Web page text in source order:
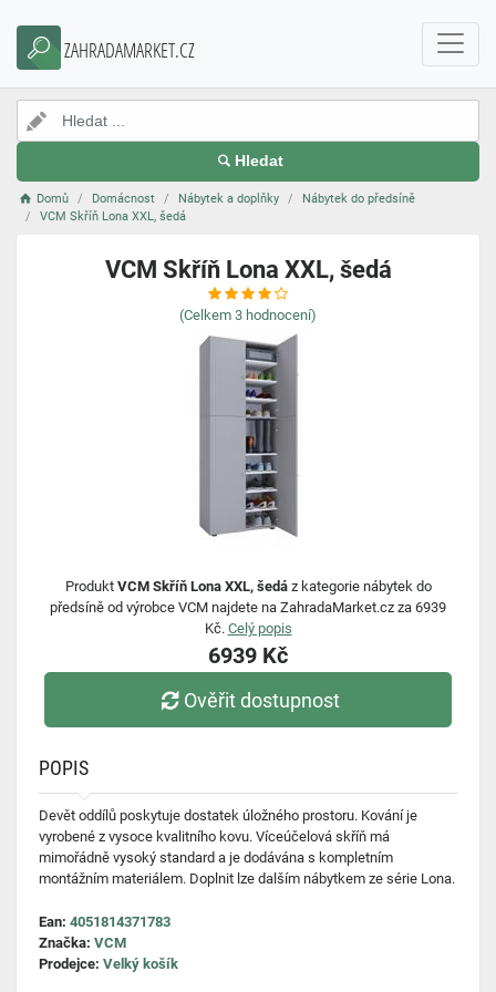
ZAHRADAMARKET.CZ
Hledat
Domů Domácnost Nábytek a doplňky
Nábytek do předsíně
VCM Skříň Lona XXL, šedá
VCM Skříň Lona XXL, šedá
(Celkem 3 hodnocení)
Produkt VCM Skříň Lona XXL, šedáz kategorie nábytek do
předsíně od výrobce VCM najdete na ZahradaMarket.cz za 6939
Kč. Celý popis
6939 Kč
Ověřit dostupnost
POPIS
Devět oddílů poskytuje dostatek úložného prostoru. Kování je
vyrobené z vysoce kvalitního kovu. Víceúčelová skříň má
mimořádně vysoký standard a je dodávána s kompletním
montážním materiálem. Doplnit lze dalším nábytkem ze série Lona.
Ean: 4051814371783
Značka: VCM
Prodejce: Velký košík